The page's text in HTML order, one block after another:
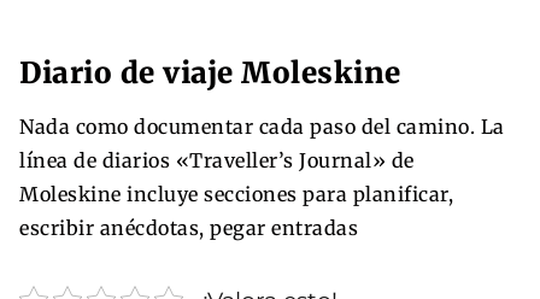
Diario de viaje Moleskine
Nada como documentar cada paso del camino. La
línea de diarios «Traveller’s Journal» de
Moleskine incluye secciones para planificar,
escribir anécdotas, pegar entradas